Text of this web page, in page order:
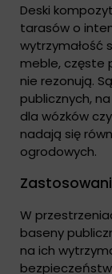
Deski
tarasów o
wytrzymałość
meble, częste
nie rezonują.
publicznych,
dla wózków
nadają się
ogrodowych.
W
baseny
na ich